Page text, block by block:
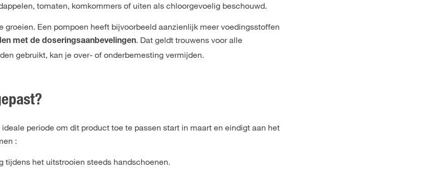
tomaten, komkommers of uiten als chloorgevoelig beschouwd.
Een pompoen heeft bijvoorbeeld aanzienlijk meer voedingsstoffen
met de doseringsaanbevelingen. Dat geldt trouwens voor alle
gebruikt, kan je over- of onderbemesting vermijden.
periode om dit product toe te passen start in maart en eindigt aan het
:
tijdens het uitstrooien steeds handschoenen.